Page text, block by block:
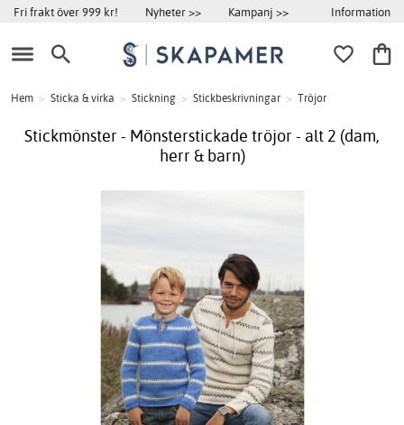
Fri frakt över 999 kr! Nyheter >> Kampanj >> Information
Hem > Sticka & virka > Stickning > Stickbeskrivningar > Tröjor
Stickmönster - Mönsterstickade tröjor - alt 2 (dam,
herr & barn)